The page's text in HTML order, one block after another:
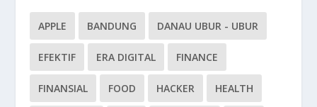
APPLE BANDUNG DANAU UBUR - UBUR
EFEKTIF ERA DIGITAL FINANCE
FINANSIAL FOOD HACKER HEALTH